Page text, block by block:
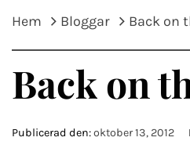
Hem Bloggar Back on
Back on
Publicerad den:oktober 13, 2012